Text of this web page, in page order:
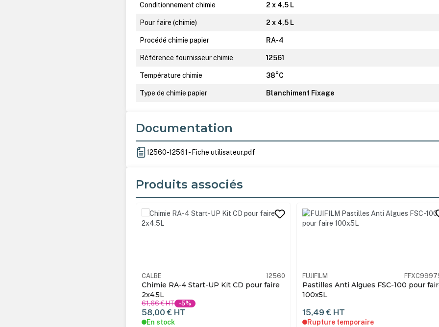
Conditionnement chimie 2 x 4,5 L
Pour faire (chimie) 2 x 4,5 L
Procédé chimie papier RA-4
Référence fournisseur chimie 12561
Température chimie 38°C
Type de chimie papier Blanchiment Fixage
Documentation
12560-12561 - Fiche utilisateur.pdf
Produits associés
Ignorer la galerie de produits
CALBE 12560
Chimie RA-4 Start-UP Kit CD pour faire
2x4.5L
61,66 €HT -5%
58,00 € HT
En stock
FUJIFILM
Pastilles Anti Algues FSC-100 pour
100x5L
15,49 € HT
Rupture temporaire